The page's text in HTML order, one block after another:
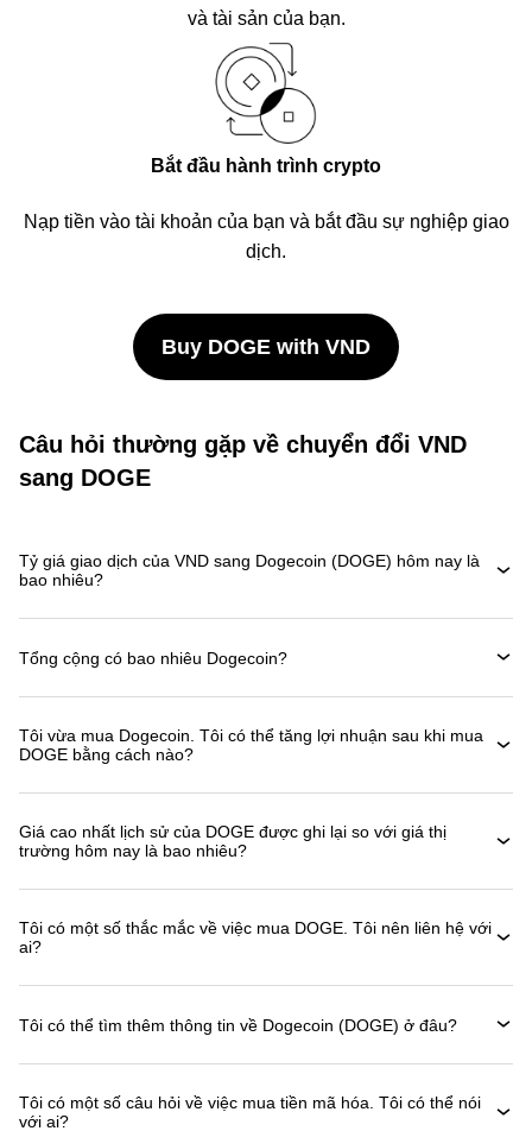
và tài sản của bạn.
Bắt đầu hành trình crypto
Nạp tiền vào tài khoản của bạn và bắt đầu sự nghiệp giao
dịch.
Buy DOGE with VND
Câu hỏi thường gặp về chuyển đổi VND
sang DOGE
Tỷ giá giao dịch của VND sang Dogecoin (DOGE) hôm nay là
bao nhiêu?
Tổng cộng có bao nhiêu Dogecoin?
Tôi vừa mua Dogecoin. Tôi có thể tăng lợi nhuận sau khi mua
DOGE bằng cách nào?
Giá cao nhất lịch sử của DOGE được ghi lại so với giá thị
trường hôm nay là bao nhiêu?
Tôi có một số thắc mắc về việc mua DOGE. Tôi nên liên hệ với
ai?
Tôi có thể tìm thêm thông tin về Dogecoin (DOGE) ở đâu?
Tôi có một số câu hỏi về việc mua tiền mã hóa. Tôi có thể nói
với ai?